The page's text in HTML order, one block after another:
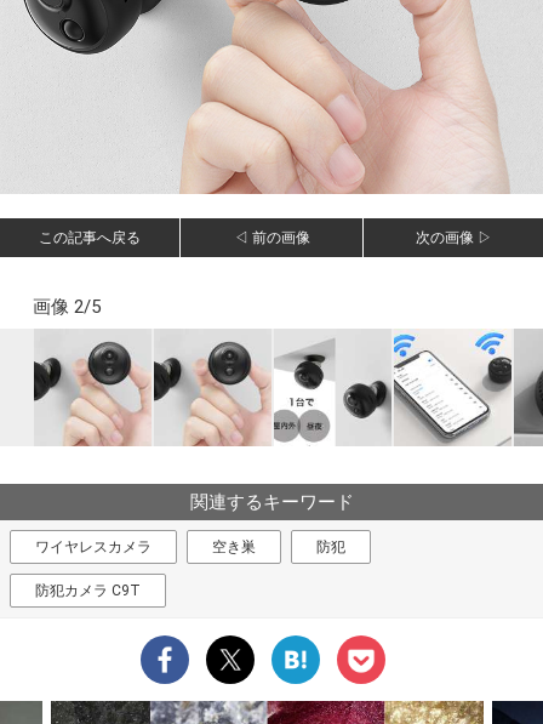
この記事へ戻る ◁ 前の画像 次の画像 ▷
画像 2/5
関連するキーワード
ワイヤレスカメラ 空き巣 防犯
防犯カメラ C9T